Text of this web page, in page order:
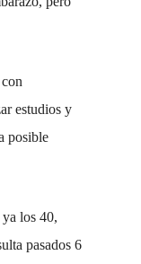
estudios y
posible
los 40,
pasados 6